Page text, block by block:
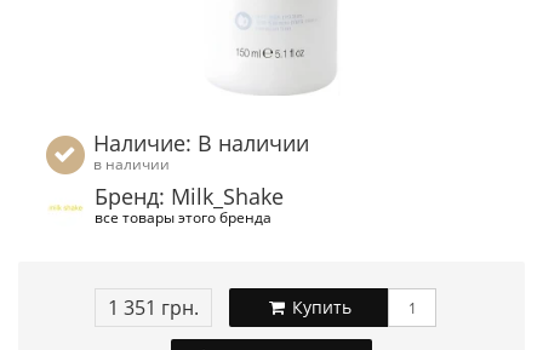
Наличие: В наличии
в наличии
Бренд: Milk_Shake
все товары этого бренда
1 351 грн. Купить